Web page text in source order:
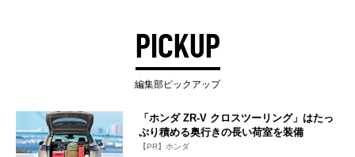
PICKUP
編集部ピックアップ
「ホンダ ZR-V クロスツーリング」はたっ
ぷり積める奥行きの長い荷室を装備
【PR】ホンダ